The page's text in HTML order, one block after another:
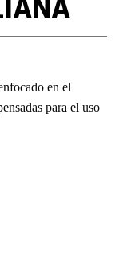
en el
para el uso